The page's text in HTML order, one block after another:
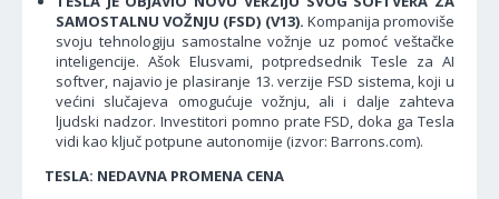
SAMOSTALNU VOŽNJU (FSD) (V13). Kompanija promoviše
svoju tehnologiju samostalne vožnje uz pomoć veštačke
inteligencije. Ašok Elusvami, potpredsednik Tesle za AI
softver, najavio je plasiranje 13. verzije FSD sistema, koji u
većini slučajeva omogućuje vožnju, ali i dalje zahteva
ljudski nadzor. Investitori pomno prate FSD, doka ga Tesla
vidi kao ključ potpune autonomije (izvor: Barrons.com).
TESLA: NEDAVNA PROMENA CENA